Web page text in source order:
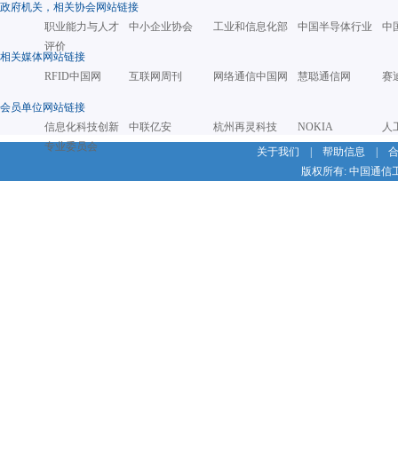
政府机关，相关协会网站链接
职业能力与人才
评价
中小企业协会 工业和信息化部 中国半导体行业 中
相关媒体网站链接
RFID中国网
互联网周刊 网络通信中国网 慧聪通信网 赛
会员单位网站链接
信息化科技创新
专业委员会
中联亿安 杭州再灵科技 NOKIA
人
关于我们
帮助信息
版权所有: 中国通信